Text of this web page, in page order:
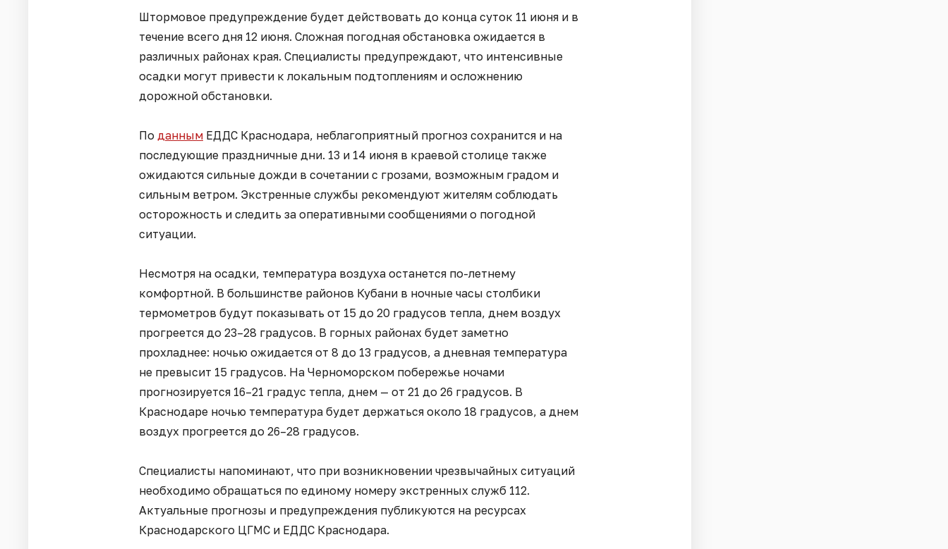
Штормовое предупреждение будет действовать до конца суток 11 июня и в
течение всего дня 12 июня. Сложная погодная обстановка ожидается в
различных районах края. Специалисты предупреждают, что интенсивные
осадки могут привести к локальным подтоплениям и осложнению
дорожной обстановки.
По данным ЕДДС Краснодара, неблагоприятный прогноз сохранится и на
последующие праздничные дни. 13 и 14 июня в краевой столице также
ожидаются сильные дожди в сочетании с грозами, возможным градом и
сильным ветром. Экстренные службы рекомендуют жителям соблюдать
осторожность и следить за оперативными сообщениями о погодной
ситуации.
Несмотря на осадки, температура воздуха останется по-летнему
комфортной. В большинстве районов Кубани в ночные часы столбики
термометров будут показывать от 15 до 20 градусов тепла, днем воздух
прогреется до 23–28 градусов. В горных районах будет заметно
прохладнее: ночью ожидается от 8 до 13 градусов, а дневная температура
не превысит 15 градусов. На Черноморском побережье ночами
прогнозируется 16–21 градус тепла, днем — от 21 до 26 градусов. В
Краснодаре ночью температура будет держаться около 18 градусов, а днем
воздух прогреется до 26–28 градусов.
Специалисты напоминают, что при возникновении чрезвычайных ситуаций
необходимо обращаться по единому номеру экстренных служб 112.
Актуальные прогнозы и предупреждения публикуются на ресурсах
Краснодарского ЦГМС и ЕДДС Краснодара.